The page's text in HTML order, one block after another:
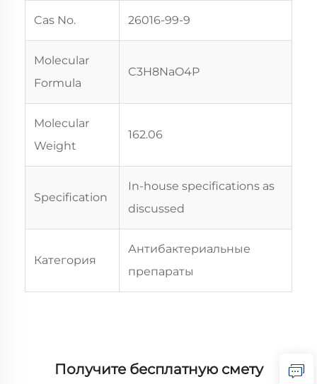
Cas No. 26016-99-9
Molecular
Formula
C3H8NaO4P
Molecular
Weight
162.06
Specification
In-house specifications as
discussed
Категория
Антибактериальные
препараты
Получите бесплатную смету